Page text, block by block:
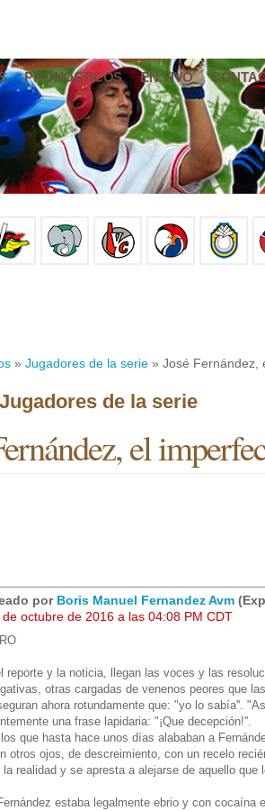
PRONÓSTICOS EN VIVO
» Jugadores de la serie » José Fernández,
de la serie
el
por Boris Manuel Fernandez Avm
de octubre de 2016 a las 04:08 PM CDT
reporte y la noticia, llegan las voces y las
otras cargadas de venenos peores que
ahora rotundamente que: "yo lo sabía''.
una frase lapidaria: "¡Que decepción!''.
que hasta hace unos días alababan a
otros ojos, de descreimiento, con un recelo
la realidad y se apresta a alejarse de aquello que
estaba legalmente ebrio y con cocaína